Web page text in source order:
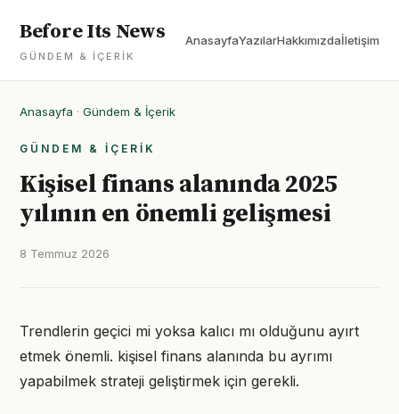
Before Its News
GÜNDEM & İÇERIK
AnasayfaYazılarHakkımızdaİletişim
Anasayfa · Gündem & İçerik
GÜNDEM & İÇERIK
Kişisel finans alanında 2025
yılının en önemli gelişmesi
8 Temmuz 2026
Trendlerin geçici mi yoksa kalıcı mı olduğunu ayırt
etmek önemli. kişisel finans alanında bu ayrımı
yapabilmek strateji geliştirmek için gerekli.